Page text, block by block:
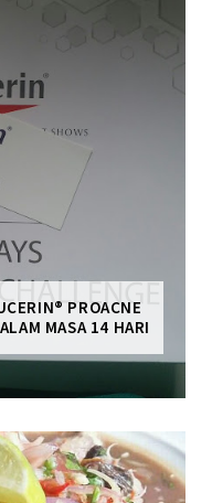
PROACNE
MASA 14 HARI